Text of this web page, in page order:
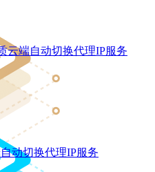
云端自动切换代理IP服务
动切换代理IP服务